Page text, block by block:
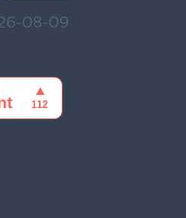
08-09